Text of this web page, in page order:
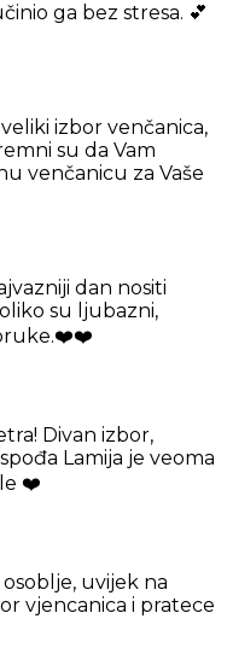
ga bez stresa. 💕
izbor venčanica,
su da Vam
venčanicu za Vaše
dan nositi
su ljubazni,
Divan izbor,
Lamija je veoma
❤️
uvijek na
vjencanica i pratece